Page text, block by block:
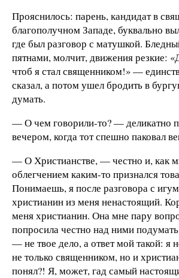
Прояснилось: парень, кандидат в
благополучном Западе, буквально
где был разговор с матушкой.
пятнами, молчит, движения резкие:
чтоб я стал священником!» —
сказал, а потом ушел бродить в
думать.
— О чем говорили-то? — деликатно
вечером, когда тот спешно паковал
— О Христианстве, — честно и, как
облегчением каким-то признался
Понимаешь, я после разговора с
христианин из меня ненастоящий.
меня христианин. Она мне пару
попросила честно над ними
— не твое дело, а ответ мой такой: я
не только священником, но и
понял?! Я, может, гад самый